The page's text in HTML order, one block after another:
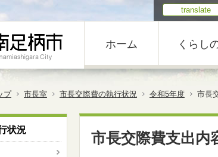
translate
ホーム くらし
プ 市長室 市長交際費の執行状況 令和5年度 市長
市長交際費支出内
状況